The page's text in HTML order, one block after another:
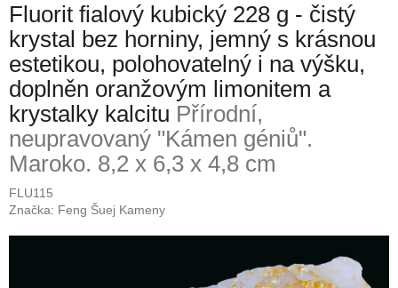
Fluorit fialový kubický 228 g - čistý
krystal bez horniny, jemný s krásnou
estetikou, polohovatelný i na výšku,
doplněn oranžovým limonitem a
krystalky kalcitu Přírodní,
neupravovaný "Kámen géniů".
Maroko. 8,2 x 6,3 x 4,8 cm
FLU115
Značka: Feng Šuej Kameny